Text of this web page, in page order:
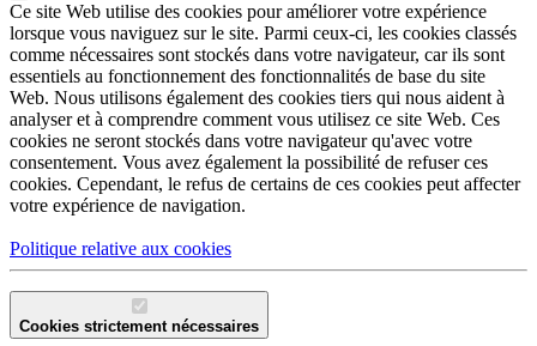
Ce site Web utilise des cookies pour améliorer votre expérience
lorsque vous naviguez sur le site. Parmi ceux-ci, les cookies classés
comme nécessaires sont stockés dans votre navigateur, car ils sont
essentiels au fonctionnement des fonctionnalités de base du site
Web. Nous utilisons également des cookies tiers qui nous aident à
analyser et à comprendre comment vous utilisez ce site Web. Ces
cookies ne seront stockés dans votre navigateur qu'avec votre
consentement. Vous avez également la possibilité de refuser ces
cookies. Cependant, le refus de certains de ces cookies peut affecter
votre expérience de navigation.
Politique relative aux cookies
Cookies strictement nécessaires